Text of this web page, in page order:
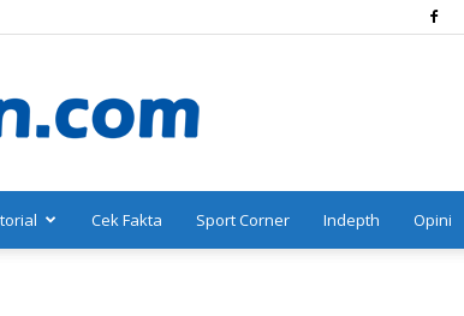
Cek Fakta Sport Corner Indepth Opini